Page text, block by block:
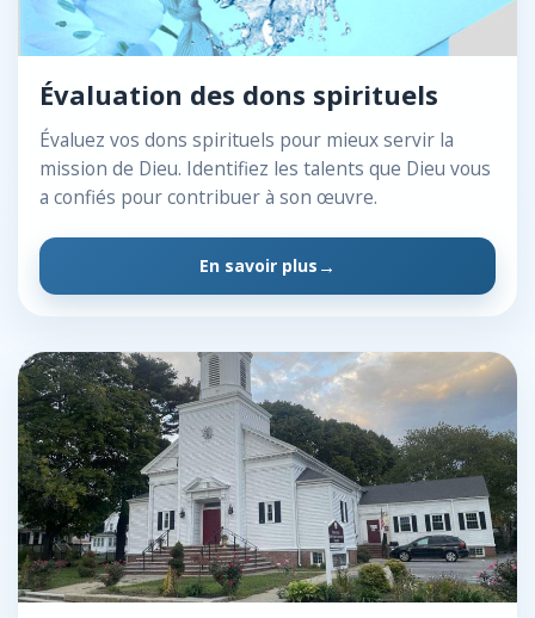
Évaluation des dons spirituels
Évaluez vos dons spirituels pour mieux servir la
mission de Dieu. Identifiez les talents que Dieu vous
a confiés pour contribuer à son œuvre.
En savoir plus